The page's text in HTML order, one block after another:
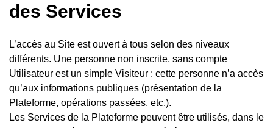
des Services
L’accès au Site est ouvert à tous selon des niveaux
différents. Une personne non inscrite, sans compte
Utilisateur est un simple Visiteur : cette personne n’a accès
qu’aux informations publiques (présentation de la
Plateforme, opérations passées, etc.).
Les Services de la Plateforme peuvent être utilisés, dans le